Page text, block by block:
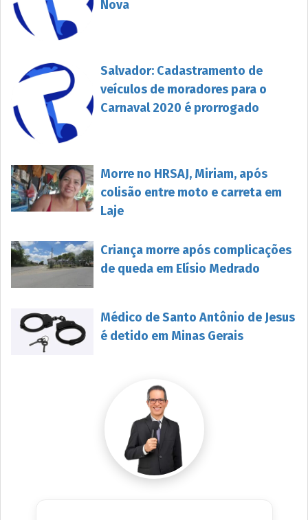
Nova
Salvador: Cadastramento de
veículos de moradores para o
Carnaval 2020 é prorrogado
Morre no HRSAJ, Miriam, após
colisão entre moto e carreta em
Laje
Criança morre após complicações
de queda em Elísio Medrado
Médico de Santo Antônio de Jesus
é detido em Minas Gerais